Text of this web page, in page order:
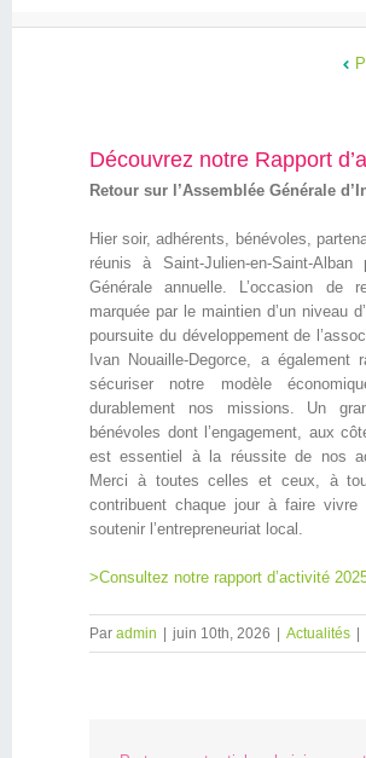
Découvrez notre Rapport
Retour sur l’Assemblée Générale
Hier soir, adhérents, bénévoles,
réunis à Saint-Julien-en-Saint-
Générale annuelle. L’occasion de
marquée par le maintien d’un niveau
poursuite du développement de
Ivan Nouaille-Degorce, a également
sécuriser notre modèle
durablement nos missions. Un
bénévoles dont l’engagement, aux
est essentiel à la réussite de nos
Merci à toutes celles et ceux, à
contribuent chaque jour à faire
soutenir l’entrepreneuriat local.
>Consultez notre rapport d’activité
Par admin juin 10th, 2026 Actualités